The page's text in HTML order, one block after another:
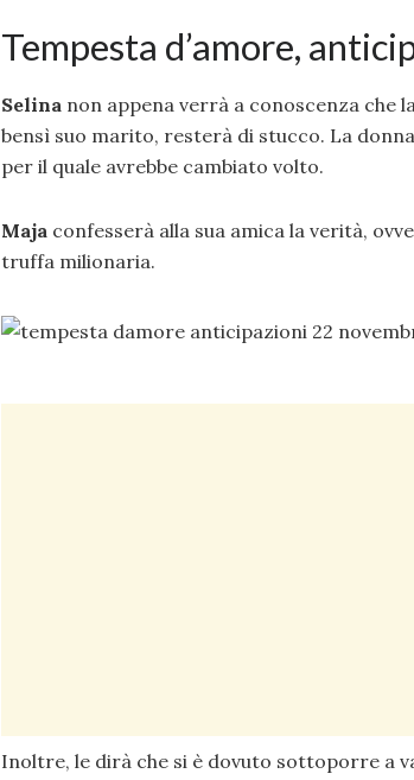
Tempesta d’amore,
Selina non appena verrà a conoscenza che
bensì suo marito, resterà di stucco. La
per il quale avrebbe cambiato volto.
Maja confesserà alla sua amica la verità,
truffa milionaria.
Inoltre, le dirà che si è dovuto sottoporre a